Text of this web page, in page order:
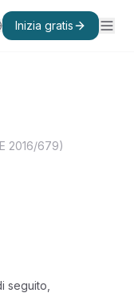
Inizia gratis
2016/679)
seguito,